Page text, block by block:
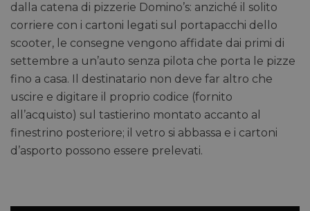
dalla catena di pizzerie Domino’s: anziché il solito
corriere con i cartoni legati sul portapacchi dello
scooter, le consegne vengono affidate dai primi di
settembre a un’auto senza pilota che porta le pizze
fino a casa. Il destinatario non deve far altro che
uscire e digitare il proprio codice (fornito
all’acquisto) sul tastierino montato accanto al
finestrino posteriore; il vetro si abbassa e i cartoni
d’asporto possono essere prelevati.